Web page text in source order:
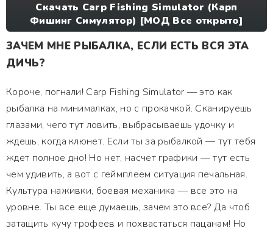
Скачать Carp Fishing Simulator (Карп
Фишинг Симулятор) [МОД Все открыто]
ЗАЧЕМ МНЕ РЫБАЛКА, ЕСЛИ ЕСТЬ ВСЯ ЭТА
ДИЧЬ?
Короче, погнали! Carp Fishing Simulator — это как
рыбалка на минималках, но с прокачкой. Сканируешь
глазами, чего тут ловить, выбрасываешь удочку и
ждешь, когда клюнет. Если ты за рыбалкой — тут тебя
ждет полное дно! Но нет, насчет графики — тут есть
чем удивить, а вот с геймплеем ситуация печальная.
Культура наживки, боевая механика — все это на
уровне. Ты все еще думаешь, зачем это все? Да чтоб
затащить кучу трофеев и похвастаться пацанам! Но